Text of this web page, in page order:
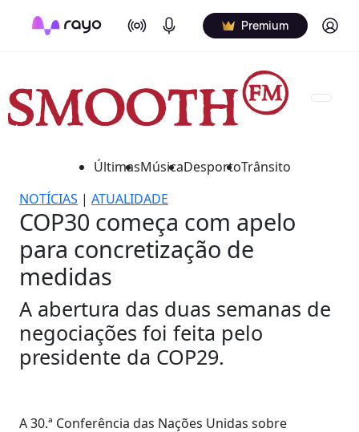
On Air Podcasts Premium Log in
ÚltimasMúsicaDesportoTrânsito
NOTÍCIAS | ATUALIDADE
COP30 começa com apelo
para concretização de
medidas
A abertura das duas semanas de
negociações foi feita pelo
presidente da COP29.
A 30.ª Conferência das Nações Unidas sobre